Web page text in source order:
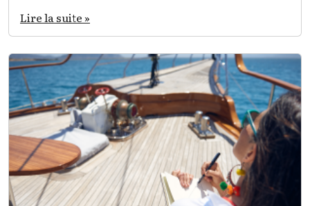
Lire la suite »